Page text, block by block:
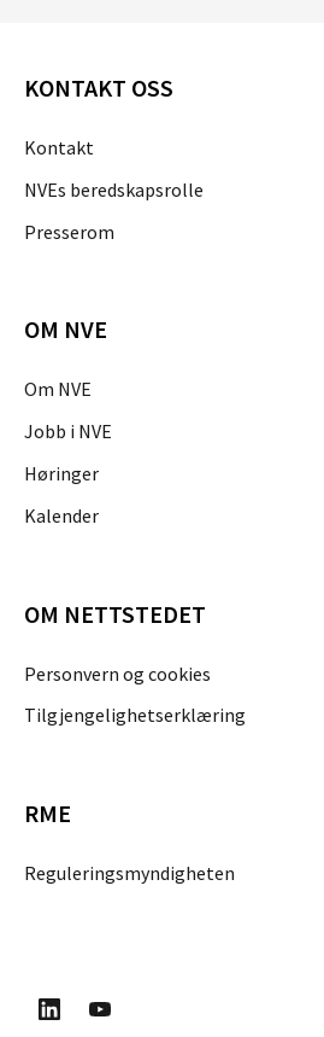
KONTAKT OSS
Kontakt
NVEs beredskapsrolle
Presserom
OM NVE
Om NVE
Jobb i NVE
Høringer
Kalender
OM NETTSTEDET
Personvern og cookies
Tilgjengelighetserklæring
RME
Reguleringsmyndigheten